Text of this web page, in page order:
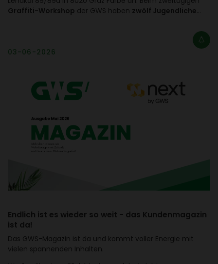
Graffiti-Workshop der GWS haben zwölf Jugendliche…
03-06-2026
Endlich ist es wieder so weit - das Kunden­ma­gazin
ist da!
Das GWS-Magazin ist da und kommt voller Energie mit
vielen span­nenden Inhalten.